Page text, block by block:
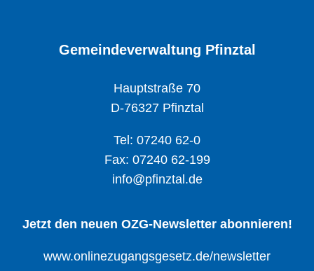
Gemeindeverwaltung Pfinztal
Hauptstraße 70
D-76327 Pfinztal
Tel: 07240 62-0
Fax: 07240 62-199
info@pfinztal.de
Jetzt den neuen OZG-Newsletter abonnieren!
www.onlinezugangsgesetz.de/newsletter